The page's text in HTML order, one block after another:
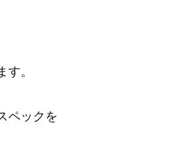
。
ペックを